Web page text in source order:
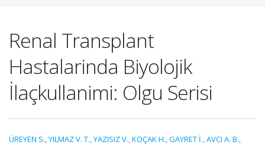
Renal Transplant
Hastalarinda Biyolojik
İlaçkullanimi: Olgu Serisi
ÜREYEN S.,YILMAZ V. T.,YAZISIZ V.,KOÇAK H.,GAYRET İ.,AVCI A. B.,